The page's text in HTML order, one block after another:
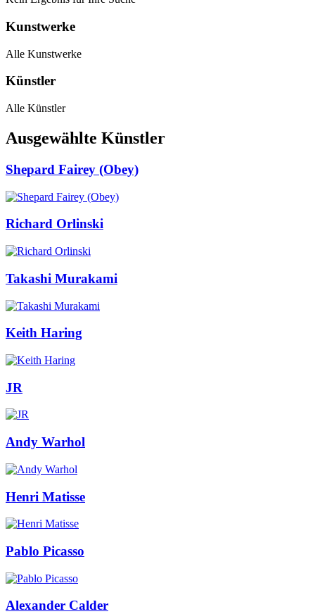
Kunstwerke
Alle Kunstwerke
Künstler
Alle Künstler
Ausgewählte Künstler
Shepard Fairey (Obey)
Richard Orlinski
Takashi Murakami
Keith Haring
JR
Andy Warhol
Henri Matisse
Pablo Picasso
Alexander Calder